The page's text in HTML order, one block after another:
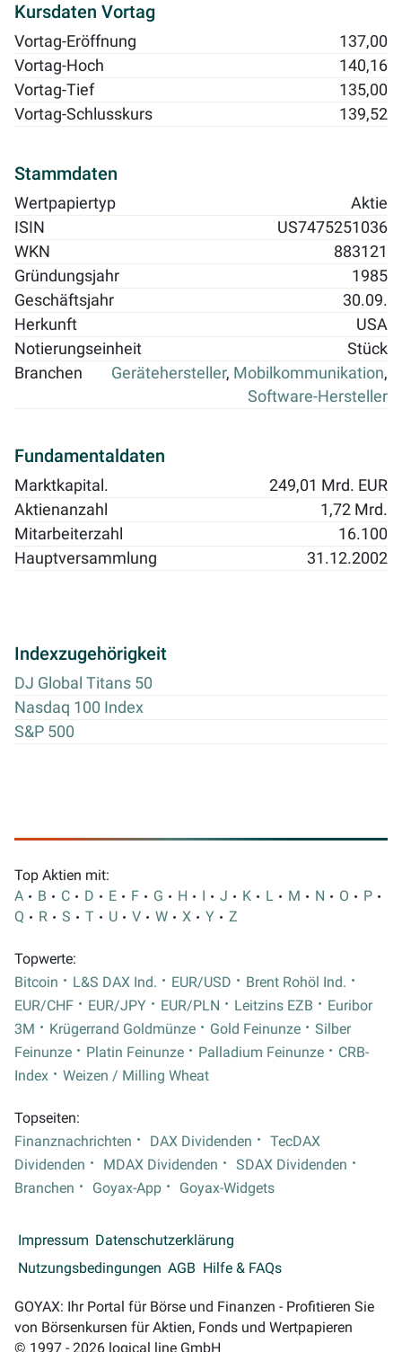
Kursdaten Vortag
Vortag-Eröffnung
137,00
Vortag-Hoch
140,16
Vortag-Tief
135,00
Vortag-Schlusskurs
139,52
Stammdaten
Wertpapiertyp
Aktie
ISIN
US7475251036
WKN
883121
Gründungsjahr
1985
Geschäftsjahr
30.09.
Herkunft
USA
Notierungseinheit
Stück
Branchen
Gerätehersteller, Mobilkommunikation,
Software-Hersteller
Fundamentaldaten
Marktkapital.
249,01 Mrd. EUR
Aktienanzahl
1,72 Mrd.
Mitarbeiterzahl
16.100
Hauptversammlung
31.12.2002
Indexzugehörigkeit
DJ Global Titans 50
Nasdaq 100 Index
S&P 500
Top Aktien mit:
A
B C D E F G H I J K L M N O
P
Q
R S T U V W X Y Z
Topwerte:
Bitcoin
L&S DAX Ind. EUR/USD
Brent Rohöl Ind.
EUR/CHF
EUR/JPY EUR/PLN Leitzins EZB
Euribor
3M
Krügerrand Goldmünze Gold Feinunze
Silber
Feinunze
Platin Feinunze Palladium Feinunze
CRB-
Index
Weizen / Milling Wheat
Topseiten:
Finanznachrichten
DAX Dividenden
TecDAX
Dividenden
MDAX Dividenden
SDAX Dividenden
Branchen
Goyax-App Goyax-Widgets
Impressum Datenschutzerklärung
Nutzungsbedingungen AGB Hilfe & FAQs
GOYAX: Ihr Portal für Börse und Finanzen - Profitieren Sie
von Börsenkursen für Aktien, Fonds und Wertpapieren
© 1997 - 2026 logical line GmbH